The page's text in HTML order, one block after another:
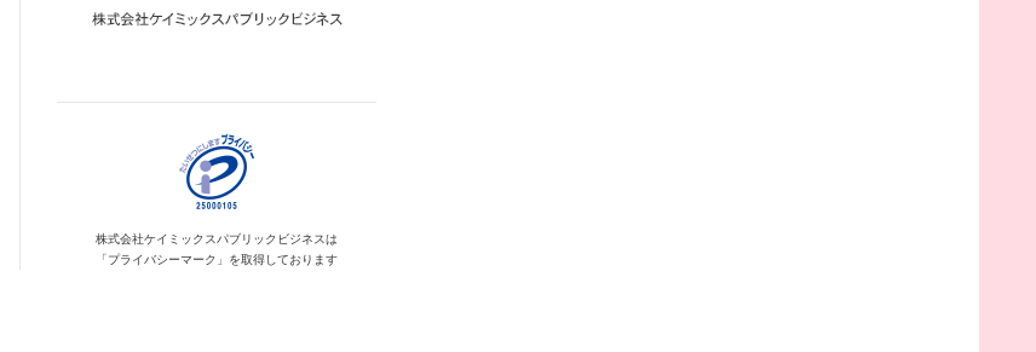
株式会社ケイミックス パブリックビジネスは
「プライバシーマーク」を取得しております